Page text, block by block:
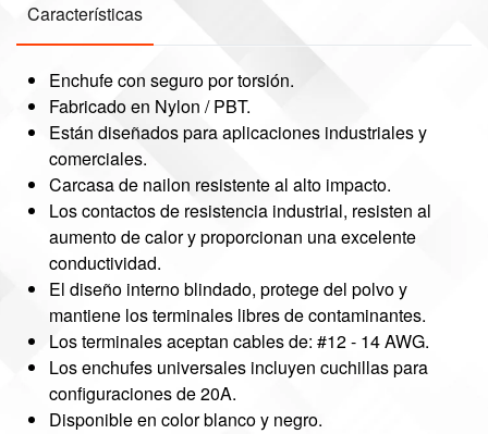
Características
Enchufe con seguro por torsión.
Fabricado en Nylon / PBT.
Están diseñados para aplicaciones industriales y
comerciales.
Carcasa de nailon resistente al alto impacto.
Los contactos de resistencia industrial, resisten al
aumento de calor y proporcionan una excelente
conductividad.
El diseño interno blindado, protege del polvo y
mantiene los terminales libres de contaminantes.
Los terminales aceptan cables de: #12 - 14 AWG.
Los enchufes universales incluyen cuchillas para
configuraciones de 20A.
Disponible en color blanco y negro.